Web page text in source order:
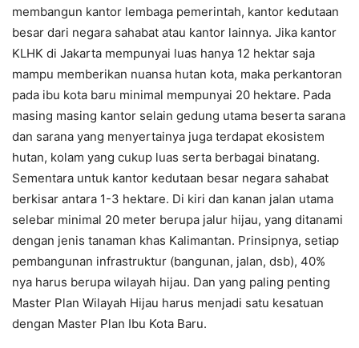
membangun kantor lembaga pemerintah, kantor kedutaan
besar dari negara sahabat atau kantor lainnya. Jika kantor
KLHK di Jakarta mempunyai luas hanya 12 hektar saja
mampu memberikan nuansa hutan kota, maka perkantoran
pada ibu kota baru minimal mempunyai 20 hektare. Pada
masing masing kantor selain gedung utama beserta sarana
dan sarana yang menyertainya juga terdapat ekosistem
hutan, kolam yang cukup luas serta berbagai binatang.
Sementara untuk kantor kedutaan besar negara sahabat
berkisar antara 1-3 hektare. Di kiri dan kanan jalan utama
selebar minimal 20 meter berupa jalur hijau, yang ditanami
dengan jenis tanaman khas Kalimantan. Prinsipnya, setiap
pembangunan infrastruktur (bangunan, jalan, dsb), 40%
nya harus berupa wilayah hijau. Dan yang paling penting
Master Plan Wilayah Hijau harus menjadi satu kesatuan
dengan Master Plan Ibu Kota Baru.